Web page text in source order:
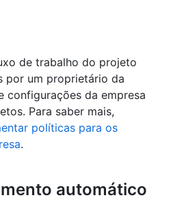
de trabalho do projeto
por um proprietário da
configurações da empresa
Para saber mais,
políticas para os
.
automático